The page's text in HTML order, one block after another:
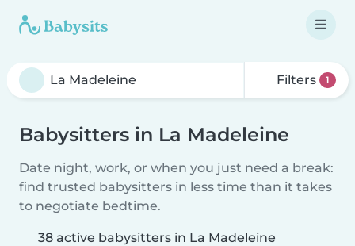
Filters 1
Babysitters in La Madeleine
Date night, work, or when you just need a break:
find trusted babysitters in less time than it takes
to negotiate bedtime.
38 active babysitters in La Madeleine